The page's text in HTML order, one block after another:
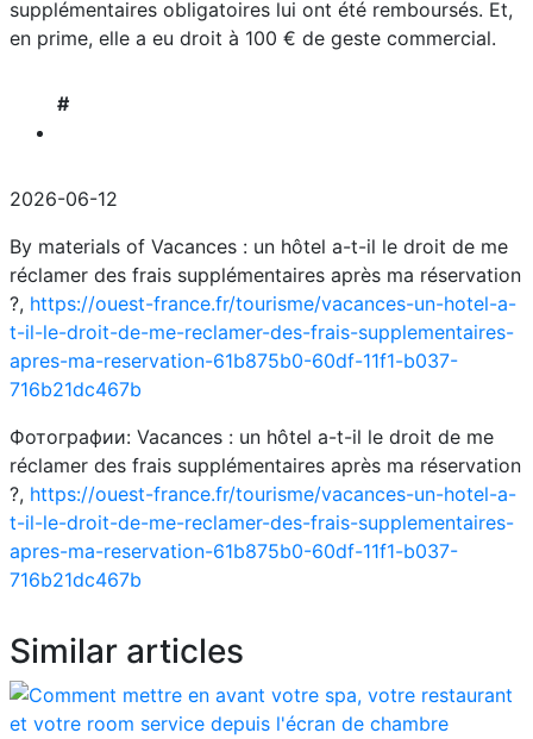
supplémentaires obligatoires lui ont été remboursés. Et,
en prime, elle a eu droit à 100 € de geste commercial.
#
2026-06-12
By materials of Vacances : un hôtel a-t-il le droit de me
réclamer des frais supplémentaires après ma réservation
?, https://ouest-france.fr/tourisme/vacances-un-hotel-a-
t-il-le-droit-de-me-reclamer-des-frais-supplementaires-
apres-ma-reservation-61b875b0-60df-11f1-b037-
716b21dc467b
Фотографии: Vacances : un hôtel a-t-il le droit de me
réclamer des frais supplémentaires après ma réservation
?, https://ouest-france.fr/tourisme/vacances-un-hotel-a-
t-il-le-droit-de-me-reclamer-des-frais-supplementaires-
apres-ma-reservation-61b875b0-60df-11f1-b037-
716b21dc467b
Similar articles